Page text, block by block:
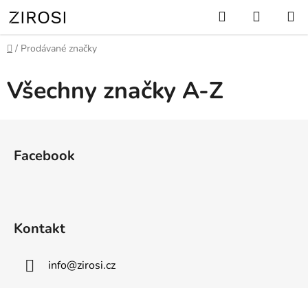
na
obsah
Hledat
KOŠÍK
Domů
/ Prodávané značky
Všechny značky A-Z
Facebook
Kontakt
info@zirosi.cz